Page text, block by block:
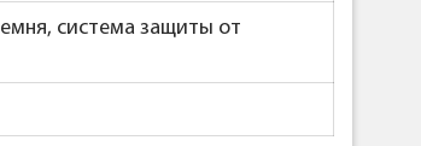
система защиты от